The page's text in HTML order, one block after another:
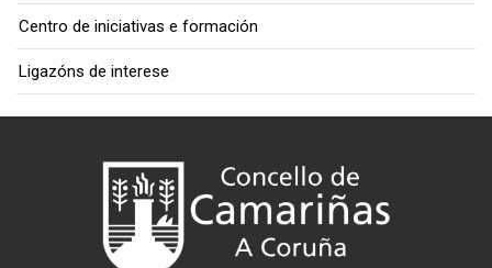
Centro de iniciativas e formación
Ligazóns de interese